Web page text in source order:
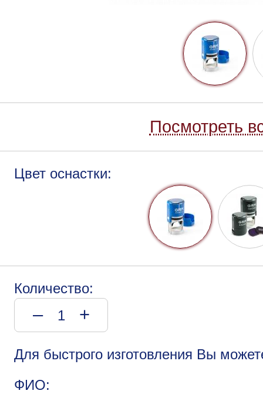
Посмотреть
Цвет оснастки:
Количество:
– +
Для быстрого изготовления Вы
ФИО: